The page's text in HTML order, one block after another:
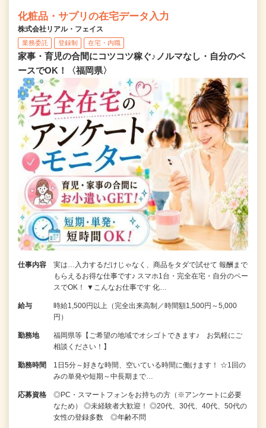
化粧品・サプリの在宅データ入力
株式会社リアル・フェイス
業務委託 登録制 在宅・内職
家事・育児の合間にコツコツ稼ぐ♪ノルマなし・自分のペ
ースでOK！〈福岡県〉
仕事内容
実は…入力するだけじゃなく、商品をタダで試せて 報酬まで
もらえるお得な仕事です♪ スマホ1台・完全在宅・自分のペー
スでOK！ ▼こんなお仕事です 化…
給与
時給1,500円以上（完全出来高制／時間額1,500円～5,000
円）
勤務地
福岡県等【ご希望の地域でオシゴトできます♪ お気軽にご
相談ください！】
勤務時間
1日5分～好きな時間、空いている時間に働けます！ ☆1回の
みの単発や短期～中長期まで…
応募資格
◎PC・スマートフォンをお持ちの方（※アンケートに必要
なため） ◎未経験者大歓迎！ ◎20代、30代、40代、50代の
女性の登録多数 ◎年齢不問